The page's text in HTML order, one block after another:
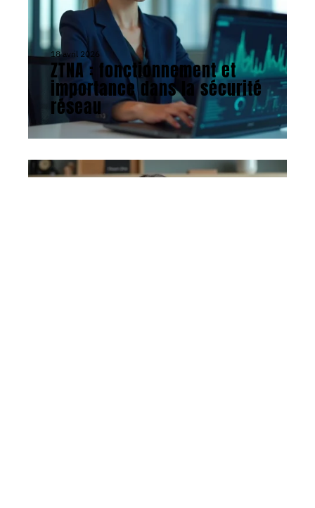
18 avril 2026
ZTNA : fonctionnement et
importance dans la sécurité
réseau